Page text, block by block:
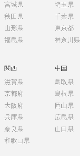
宮城県
秋田県
山形県
福島県
埼玉県
千葉県
東京都
神奈川県
関西
滋賀県
京都府
大阪府
兵庫県
奈良県
和歌山県
中国
鳥取県
島根県
岡山県
広島県
山口県